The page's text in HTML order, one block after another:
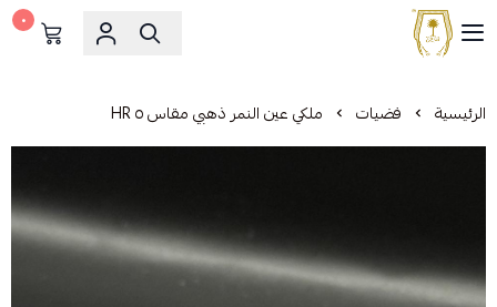
مشالح المهدي الملكية
٠
الرئيسية فضيات ملكي عين النمر ذهبي مقاس ٥ HR